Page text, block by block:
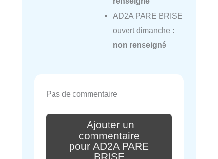
AD2A PARE BRISE
ouvert dimanche :
non renseigné
Pas de commentaire
Ajouter un
commentaire
pour AD2A PARE